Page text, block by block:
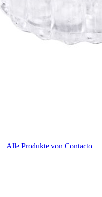
Alle Produkte von Contacto